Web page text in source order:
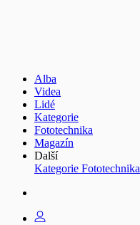
Alba
Videa
Lidé
Kategorie
Fototechnika
Magazín
Další
Kategorie Fototechnika